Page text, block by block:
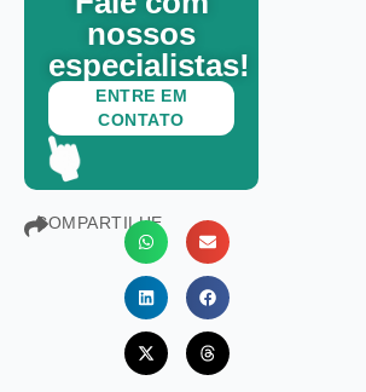
nossos
especialistas!
ENTRE EM
CONTATO
COMPARTILHE